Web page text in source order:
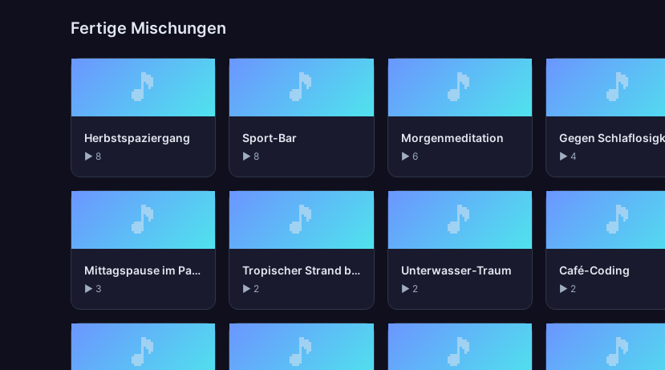
Fertige Mischungen
🎵
Herbstspaziergang
▶ 8
🎵
Sport-Bar
▶ 8
🎵
Morgenmeditation
▶ 6
🎵
▶ 4
🎵
Mittagspause im Park
▶ 3
🎵
Tropischer Strand bei Nacht
▶ 2
🎵
Unterwasser-Traum
▶ 2
🎵
Café-Coding
▶ 2
🎵 🎵 🎵 🎵